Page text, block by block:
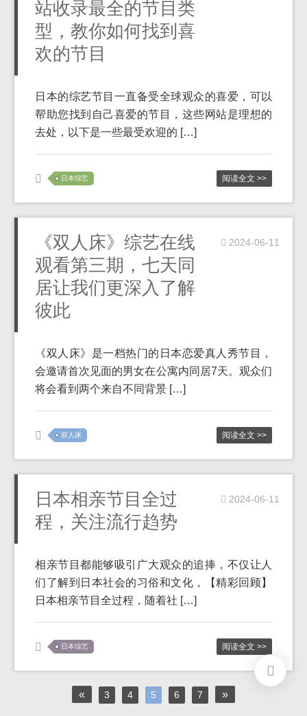
站收录最全的节目类
型，教你如何找到喜
欢的节目
日本的综艺节目一直备受全球观众的喜爱，可以
帮助您找到自己喜爱的节目，这些网站是理想的
去处，以下是一些最受欢迎的 […]
日本综艺 阅读全文 >>
《双人床》综艺在线
观看第三期，七天同
居让我们更深入了解
彼此
2024-06-11
《双人床》是一档热门的日本恋爱真人秀节目，
会邀请首次见面的男女在公寓内同居7天。观众们
将会看到两个来自不同背景 […]
双人床 阅读全文 >>
日本相亲节目全过
程，关注流行趋势
2024-06-11
相亲节目都能够吸引广大观众的追捧，不仅让人
们了解到日本社会的习俗和文化，【精彩回顾】
日本相亲节目全过程，随着社 […]
日本综艺 阅读全文 >>
« 3 4 5 6 7 »